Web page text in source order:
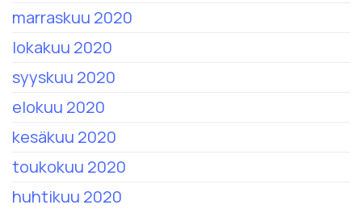
marraskuu 2020
lokakuu 2020
syyskuu 2020
elokuu 2020
kesäkuu 2020
toukokuu 2020
huhtikuu 2020